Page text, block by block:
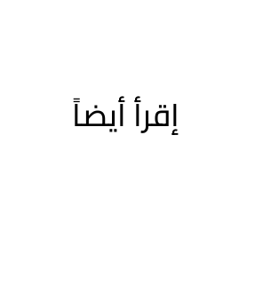
إقرأ أيضاً